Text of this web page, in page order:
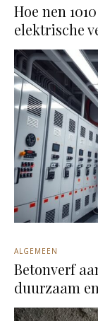
Hoe nen
elektrische
ALGEMEEN
Betonverf
duurzaam